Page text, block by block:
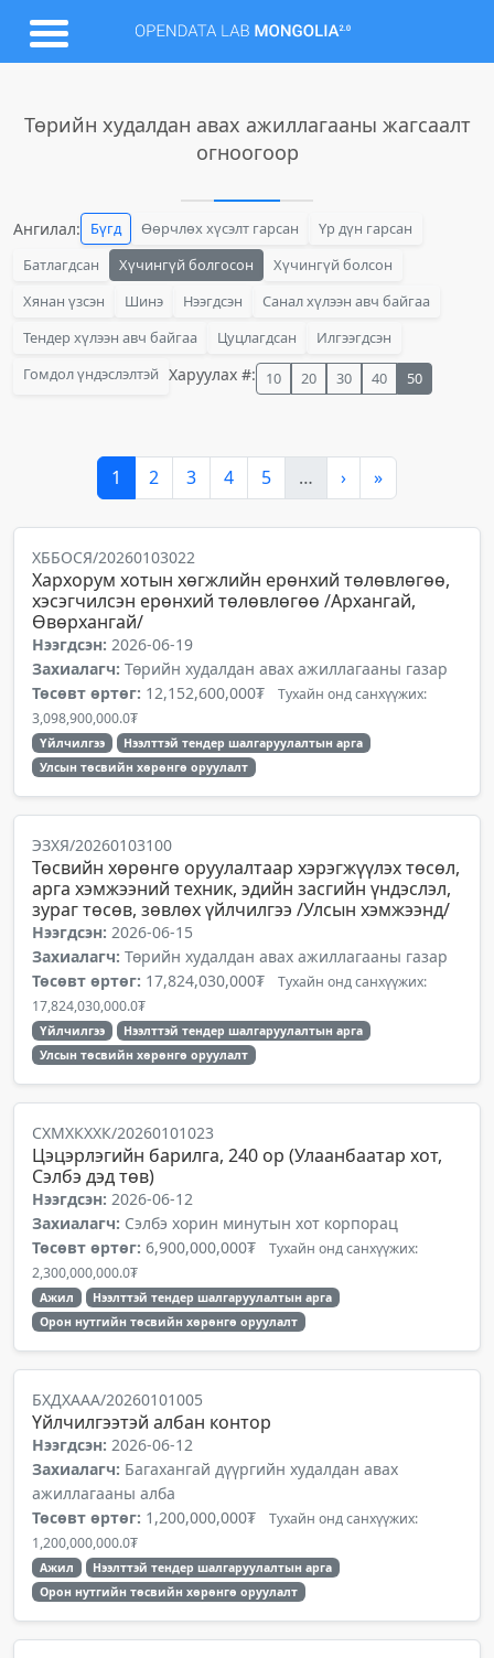
Төрийн худалдан авах ажиллагааны жагсаалт
огноогоор
Ангилал: Бүгд Өөрчлөх хүсэлт гарсан
Үр дүн гарсан
Батлагдсан
Хүчингүй болгосон
Хүчингүй болсон
Хянан үзсэн
Шинэ Нээгдсэн
Санал хүлээн авч байгаа
Тендер хүлээн авч байгаа
Цуцлагдсан
Илгээгдсэн
Гомдол үндэслэлтэй Харуулах #: 10 20 30 40 50
1 2 3 4 5 … › »
ХББОСЯ/20260103022
Хархорум хотын хөгжлийн ерөнхий төлөвлөгөө,
хэсэгчилсэн ерөнхий төлөвлөгөө /Архангай,
Өвөрхангай/
Нээгдсэн: 2026-06-19
Захиалагч: Төрийн худалдан авах ажиллагааны газар
Төсөвт өртөг: 12,152,600,000₮ Тухайн онд санхүүжих:
3,098,900,000.0₮
Үйлчилгээ
Нээлттэй тендер шалгаруулалтын арга
Улсын төсвийн хөрөнгө оруулалт
ЭЗХЯ/20260103100
Төсвийн хөрөнгө оруулалтаар хэрэгжүүлэх төсөл,
арга хэмжээний техник, эдийн засгийн үндэслэл,
зураг төсөв, зөвлөх үйлчилгээ /Улсын хэмжээнд/
Нээгдсэн: 2026-06-15
Захиалагч: Төрийн худалдан авах ажиллагааны газар
Төсөвт өртөг: 17,824,030,000₮ Тухайн онд санхүүжих:
17,824,030,000.0₮
Үйлчилгээ
Нээлттэй тендер шалгаруулалтын арга
Улсын төсвийн хөрөнгө оруулалт
СХМХКХХК/20260101023
Цэцэрлэгийн барилга, 240 ор (Улаанбаатар хот,
Сэлбэ дэд төв)
Нээгдсэн: 2026-06-12
Захиалагч: Сэлбэ хорин минутын хот корпорац
Төсөвт өртөг: 6,900,000,000₮ Тухайн онд санхүүжих:
2,300,000,000.0₮
Ажил
Нээлттэй тендер шалгаруулалтын арга
Орон нутгийн төсвийн хөрөнгө оруулалт
БХДХААА/20260101005
Үйлчилгээтэй албан контор
Нээгдсэн: 2026-06-12
Захиалагч: Багахангай дүүргийн худалдан авах
ажиллагааны алба
Төсөвт өртөг: 1,200,000,000₮ Тухайн онд санхүүжих:
1,200,000,000.0₮
Ажил
Нээлттэй тендер шалгаруулалтын арга
Орон нутгийн төсвийн хөрөнгө оруулалт